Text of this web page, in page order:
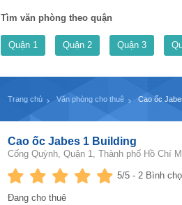
Tìm văn phòng theo quận
Quận 1 Quận 2 Quận 3
Trang chủ Văn phòng cho thuê Cao ốc
Cao ốc Jabes 1 Building
Cống Quỳnh, Quận 1, Thành phố Hồ Chí
5/5 - 2 Bình
Đang cho thuê